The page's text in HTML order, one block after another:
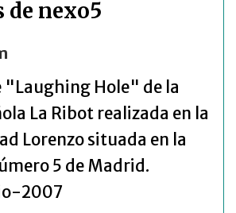
de nexo5
"Laughing Hole" de la
La Ribot realizada en la
Lorenzo situada en la
5 de Madrid.
2007